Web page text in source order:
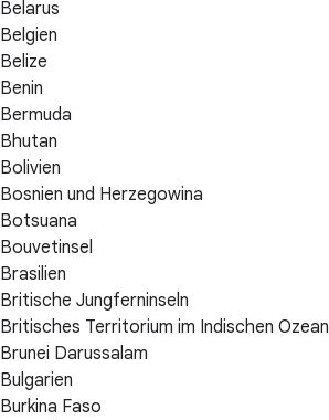
Belarus
Belgien
Belize
Benin
Bermuda
Bhutan
Bolivien
Bosnien und Herzegowina
Botsuana
Bouvetinsel
Brasilien
Britische Jungferninseln
Britisches Territorium im Indischen Ozean
Brunei Darussalam
Bulgarien
Burkina Faso